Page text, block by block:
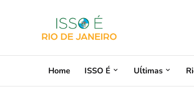
Home ISSO É Uĺtimas